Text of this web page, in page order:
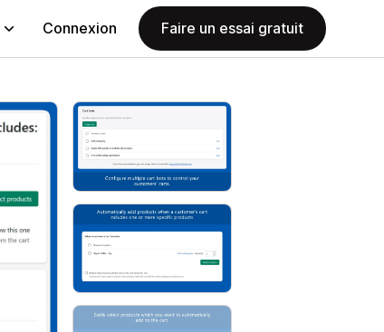
Connexion Faire un essai gratuit